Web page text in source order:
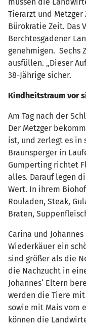
Tierarzt und
Bürokratie Zeit. Das
Berchtesgadener
genehmigen. Sechs
ausfüllen. „Dieser
38-Jährige sicher.
Kindheitstraum vor
Am Tag nach der
Der Metzger
ist, und zerlegt es in
Braunsperger in
Gumperting richtet
alles. Darauf legen
Wert. In ihrem
Rouladen, Steak,
Braten,
Carina und
Wiederkäuer ein
sind größer als die
die Nachzucht in
Johannes‘ Eltern
werden die Tiere mit
sowie mit Mais vom
können die